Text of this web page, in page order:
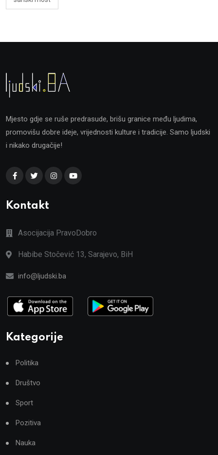
Mjesto gdje se ruše predrasude, brišu granice među ljudima,
promovišu dobre ideje, vrijednosti kulture i tradicije. Samo ljudski
i nikako drugačije!
Kontakt
Asocijacija PravoDobro
Habibe Stočević 13, Sarajevo, BiH
info@ljudski.ba
Kategorije
Politika
Društvo
Sport
Pozitiva
Nauka